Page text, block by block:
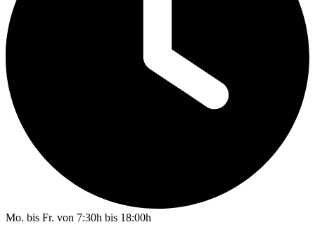
Mo. bis Fr. von 7:30h bis 18:00h